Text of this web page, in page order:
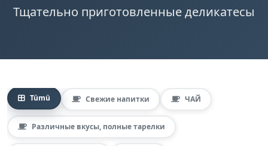
Тщательно приготовленные деликатесы
Tümü Свежие напитки ЧАЙ
Различные вкусы, полные тарелки